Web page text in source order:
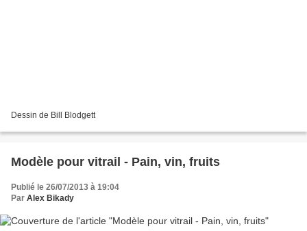
Dessin de Bill Blodgett
Modèle pour vitrail - Pain, vin, fruits
Publié le 26/07/2013 à 19:04
Par Alex Bikady